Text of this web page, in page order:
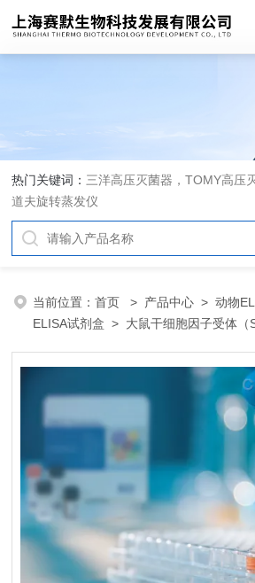
热门关键词： 三洋高压灭菌器，TOMY高压
道夫旋转蒸发仪
当前位置：首页 > 产品中心 >动物
ELISA试剂盒 > 大鼠干细胞因子受体（